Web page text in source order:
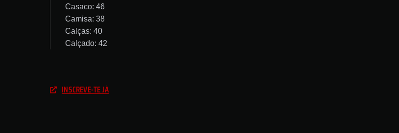
Casaco: 46
Camisa: 38
Calças: 40
Calçado: 42
INSCREVE-TE JÁ